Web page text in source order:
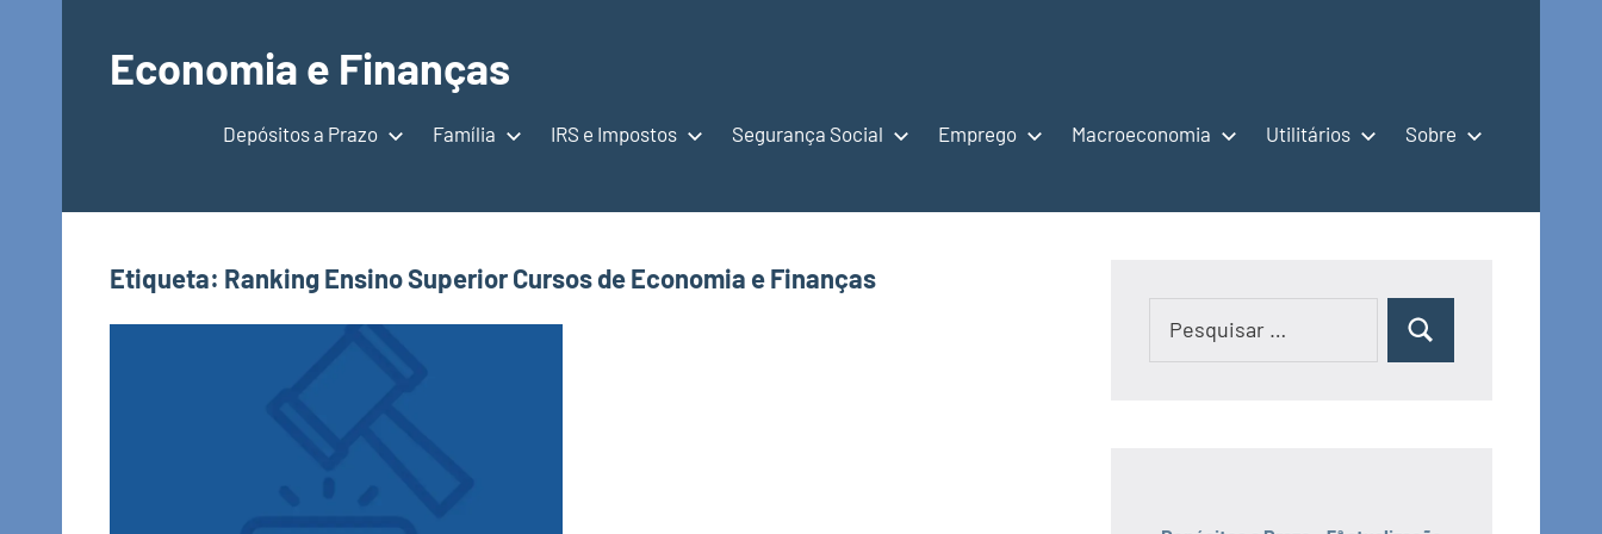
Economia e Finanças
Depósitos
Finanças
Calendários
Depósitos a Prazo Família IRS e Impostos Segurança Social Emprego Macroeconomia Utilitários Sobre
Etiqueta: Ranking Ensino Superior Cursos de Economia e Finanças
Pesquisar